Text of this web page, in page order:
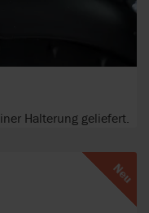
Halterung geliefert.
Neu